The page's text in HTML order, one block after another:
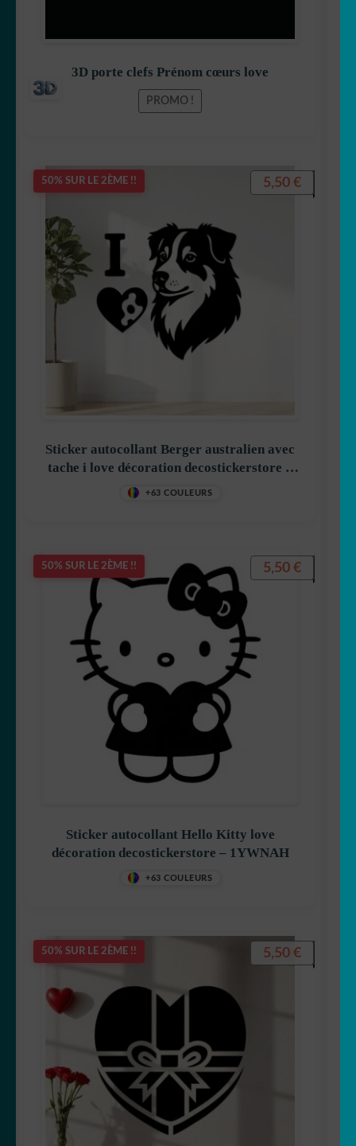
3D porte clefs Prénom cœurs love
PROMO !
50% SUR LE 2ÈME !!
Sticker autocollant Berger australien avec
tache i love décoration decostickerstore –
LWKDGL
+63 COULEURS
5,50 €
50% SUR LE 2ÈME !!
Sticker autocollant Hello Kitty love
décoration decostickerstore – 1YWNAH
+63 COULEURS
5,50 €
50% SUR LE 2ÈME !! 5,50 €